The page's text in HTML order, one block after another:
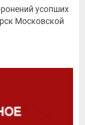
усопших
Московской